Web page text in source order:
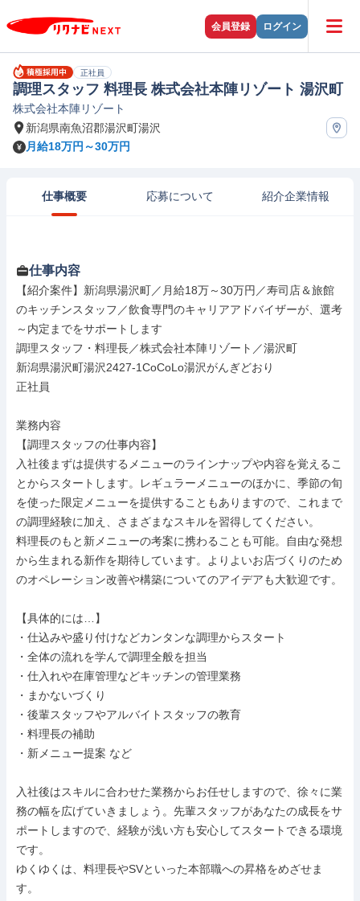
会員登録 ログイン
正社員
調理スタッフ 料理長 株式会社本陣リゾート 湯沢町
株式会社本陣リゾート
新潟県南魚沼郡湯沢町湯沢
月給18万円～30万円
仕事概要 応募について 紹介企業情報
仕事内容
【紹介案件】新潟県湯沢町／月給18万～30万円／寿司店＆旅館
のキッチンスタッフ／飲食専門のキャリアアドバイザーが、選考
～内定までをサポートします
調理スタッフ・料理長／株式会社本陣リゾート／湯沢町
新潟県湯沢町湯沢2427-1CoCoLo湯沢がんぎどおり
正社員
業務内容
【調理スタッフの仕事内容】
入社後まずは提供するメニューのラインナップや内容を覚えるこ
とからスタートします。レギュラーメニューのほかに、季節の旬
を使った限定メニューを提供することもありますので、これまで
の調理経験に加え、さまざまなスキルを習得してください。
料理長のもと新メニューの考案に携わることも可能。自由な発想
から生まれる新作を期待しています。よりよいお店づくりのため
のオペレーション改善や構築についてのアイデアも大歓迎です。
【具体的には…】
・仕込みや盛り付けなどカンタンな調理からスタート
・全体の流れを学んで調理全般を担当
・仕入れや在庫管理などキッチンの管理業務
・まかないづくり
・後輩スタッフやアルバイトスタッフの教育
・料理長の補助
・新メニュー提案 など
入社後はスキルに合わせた業務からお任せしますので、徐々に業
務の幅を広げていきましょう。先輩スタッフがあなたの成長をサ
ポートしますので、経験が浅い方も安心してスタートできる環境
です。
ゆくゆくは、料理長やSVといった本部職への昇格をめざせま
す。